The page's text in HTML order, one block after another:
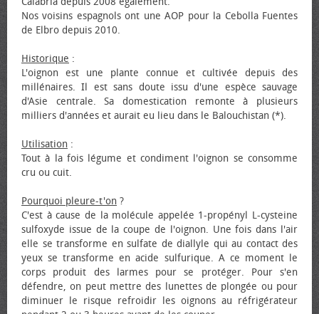
Nos voisins espagnols ont une AOP pour la Cebolla Fuentes
de Elbro depuis 2010.
Historique :
L'oignon est une plante connue et cultivée depuis des
millénaires. Il est sans doute issu d'une espèce sauvage
d'Asie centrale. Sa domestication remonte à plusieurs
milliers d'années et aurait eu lieu dans le Balouchistan (*).
Utilisation :
Tout à la fois légume et condiment l'oignon se consomme
cru ou cuit.
Pourquoi pleure-t'on ?
C'est à cause de la molécule appelée 1-propényl L-cysteine
sulfoxyde issue de la coupe de l'oignon. Une fois dans l'air
elle se transforme en sulfate de diallyle qui au contact des
yeux se transforme en acide sulfurique. A ce moment le
corps produit des larmes pour se protéger. Pour s'en
défendre, on peut mettre des lunettes de plongée ou pour
diminuer le risque refroidir les oignons au réfrigérateur